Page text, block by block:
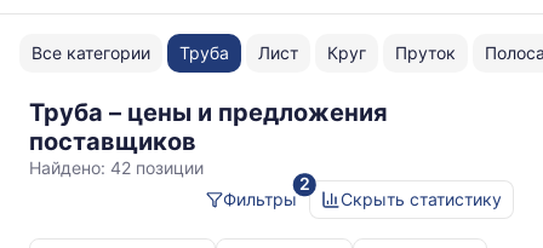
Все категории Труба Лист Круг Пруток
Труба – цены и предложения
поставщиков
8639-
82
квадратная
Найдено: 42 позиции
2
Фильтры
Скрыть статистику